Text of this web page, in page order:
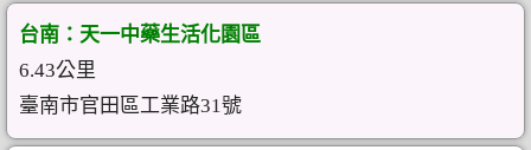
台南：天一中藥生活化園區
6.43公里
臺南市官田區工業路31號